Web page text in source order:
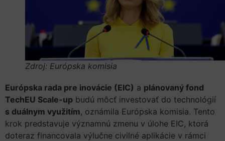
Zdroj: Európska komisia
Európska rada pre inovácie (EIC) a plánovaný fond
TechEU Scale-up budú môcť investovať do technológií
s duálnym využitím, oznámila Európska komisia. Tento
krok predstavuje významnú zmenu v úlohe EIC, ktorá
doteraz financovala výlučne civilné aplikácie v rámci